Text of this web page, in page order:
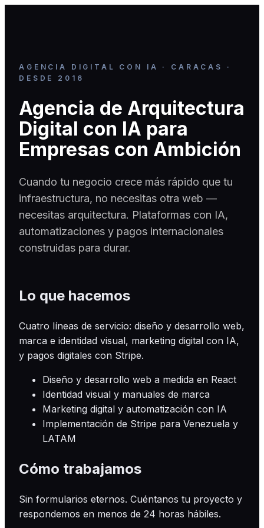
AGENCIA DIGITAL CON IA · CARACAS ·
DESDE 2016
Agencia de Arquitectura
Digital con IA para
Empresas con Ambición
Cuando tu negocio crece más rápido que tu
infraestructura, no necesitas otra web —
necesitas arquitectura. Plataformas con IA,
automatizaciones y pagos internacionales
construidas para durar.
Lo que hacemos
Cuatro líneas de servicio: diseño y desarrollo web,
marca e identidad visual, marketing digital con IA,
y pagos digitales con Stripe.
Diseño y desarrollo web a medida en React
Identidad visual y manuales de marca
Marketing digital y automatización con IA
Implementación de Stripe para Venezuela y
LATAM
Cómo trabajamos
Sin formularios eternos. Cuéntanos tu proyecto y
respondemos en menos de 24 horas hábiles.